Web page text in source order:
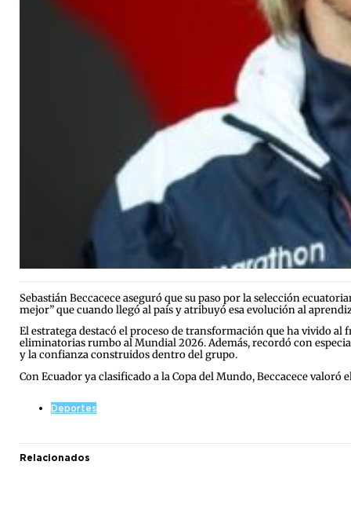
Sebastián Beccacece aseguró que su paso por la selección
mejor” que cuando llegó al país y atribuyó esa evolución al
El estratega destacó el proceso de transformación que ha vivido
eliminatorias rumbo al Mundial 2026. Además, recordó con
y la confianza construidos dentro del grupo.
Con Ecuador ya clasificado a la Copa del Mundo, Beccacece
Deportes
Relacionados